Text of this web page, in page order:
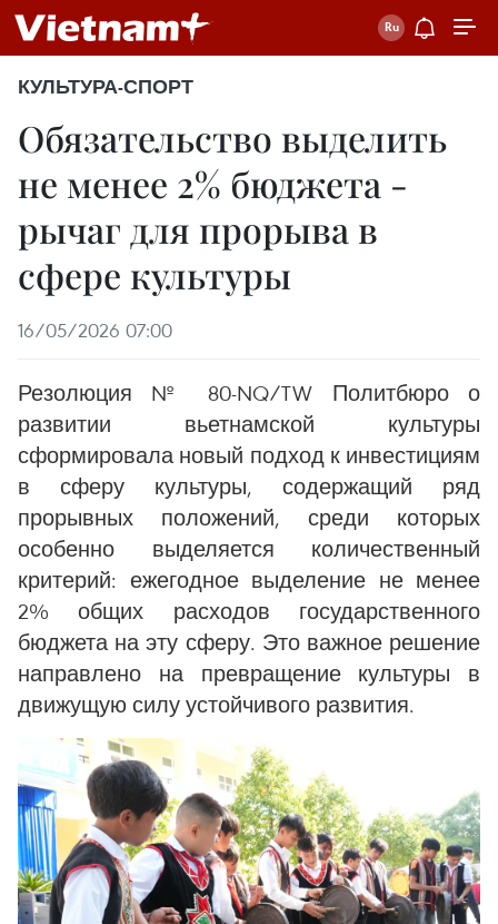
КУЛЬТУРА-СПОРТ
Обязательство выделить
не менее 2% бюджета -
рычаг для прорыва в
сфере культуры
16/05/2026 07:00
Резолюция № 80-NQ/TW Политбюро о
развитии вьетнамской культуры
сформировала новый подход к инвестициям
в сферу культуры, содержащий ряд
прорывных положений, среди которых
особенно выделяется количественный
критерий: ежегодное выделение не менее
2% общих расходов государственного
бюджета на эту сферу. Это важное решение
направлено на превращение культуры в
движущую силу устойчивого развития.